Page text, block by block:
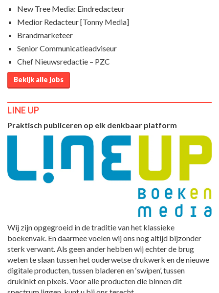
New Tree Media: Eindredacteur
Medior Redacteur [Tonny Media]
Brandmarketeer
Senior Communicatieadviseur
Chef Nieuwsredactie – PZC
Bekijk alle jobs
LINE UP
Praktisch publiceren op elk denkbaar platform
Wij zijn opgegroeid in de traditie van het klassieke
boekenvak. En daarmee voelen wij ons nog altijd bijzonder
sterk verwant. Als geen ander hebben wij echter de brug
weten te slaan tussen het ouderwetse drukwerk en de nieuwe
digitale producten, tussen bladeren en ‘swipen’, tussen
drukinkt en pixels. Voor alle producten die binnen dit